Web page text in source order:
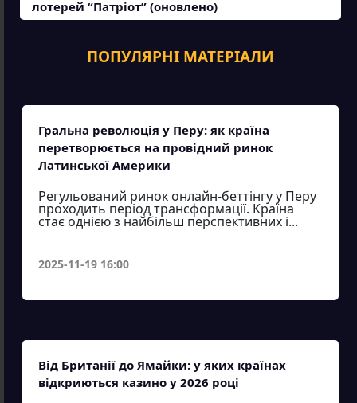
лотерей “Патріот” (оновлено)
ПОПУЛЯРНІ МАТЕРІАЛИ
Гральна революція у Перу: як країна
перетворюється на провідний ринок
Латинської Америки
Регульований ринок онлайн-беттінгу у Перу
проходить період трансформації. Країна
стає однією з найбільш перспективних і...
2025-11-19 16:00
Від Британії до Ямайки: у яких країнах
відкриються казино у 2026 році